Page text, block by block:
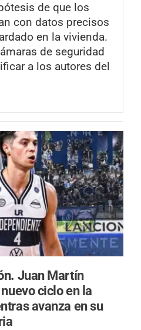
de que los
con datos precisos
en la vivienda.
de seguridad
a los autores del
Juan Martín
ciclo en la
avanza en su